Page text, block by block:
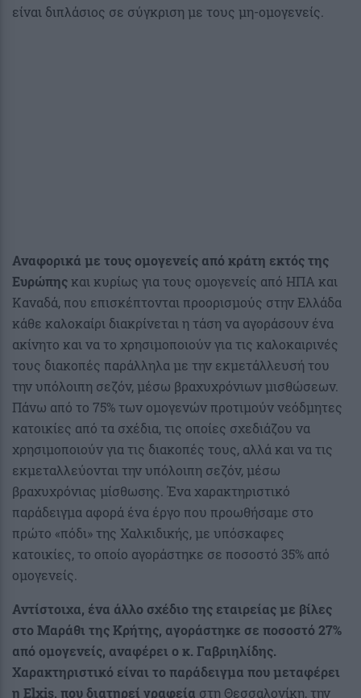
είναι διπλάσιος σε σύγκριση με τους μη-ομογενείς.
Αναφορικά με τους ομογενείς από κράτη εκτός της
Ευρώπηςκαι κυρίως για τους ομογενείς από ΗΠΑ και
Καναδά, που επισκέπτονται προορισμούς στην Ελλάδα
κάθε καλοκαίρι διακρίνεται η τάση να αγοράσουν ένα
ακίνητο και να το χρησιμοποιούν για τις καλοκαιρινές
τους διακοπές παράλληλα με την εκμετάλλευσή του
την υπόλοιπη σεζόν, μέσω βραχυχρόνιων μισθώσεων.
Πάνω από το 75% των ομογενών προτιμούν νεόδμητες
κατοικίες από τα σχέδια, τις οποίες σχεδιάζου να
χρησιμοποιούν για τις διακοπές τους, αλλά και να τις
εκμεταλλεύονται την υπόλοιπη σεζόν, μέσω
βραχυχρόνιας μίσθωσης. Ένα χαρακτηριστικό
παράδειγμα αφορά ένα έργο που προωθήσαμε στο
πρώτο «πόδι» της Χαλκιδικής, με υπόσκαφες
κατοικίες, το οποίο αγοράστηκε σε ποσοστό 35% από
ομογενείς.
Αντίστοιχα, ένα άλλο σχέδιο της εταιρείας με βίλες
στο Μαράθι της Κρήτης, αγοράστηκε σε ποσοστό 27%
από ομογενείς, αναφέρει ο κ. Γαβριηλίδης.
Χαρακτηριστικό είναι το παράδειγμα που μεταφέρει
η Elxis, που διατηρεί γραφεία στη Θεσσαλονίκη, την